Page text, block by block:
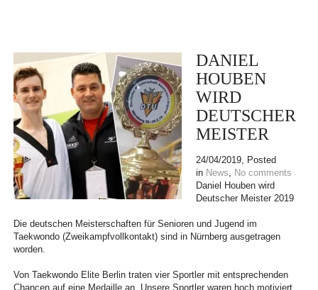
DANIEL
HOUBEN
WIRD
DEUTSCHER
MEISTER
24/04/2019, Posted
in News, No comments
Daniel Houben wird
Deutscher Meister 2019
Die deutschen Meisterschaften für Senioren und Jugend im
Taekwondo (Zweikampfvollkontakt) sind in Nürnberg ausgetragen
worden.
Von Taekwondo Elite Berlin traten vier Sportler mit entsprechenden
Chancen auf eine Medaille an. Unsere Sportler waren hoch motiviert,